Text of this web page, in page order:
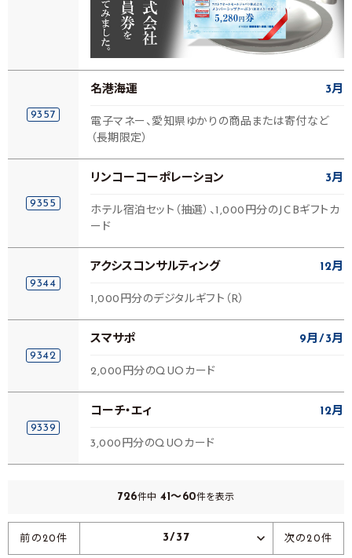
9357
名港海運 3月
電子マネー、愛知県ゆかりの商品または寄付など
（長期限定）
9355
リンコーコーポレーション 3月
ホテル宿泊セット（抽選）、1,000円分のJCBギフトカ
ード
9344
アクシスコンサルティング 12月
1,000円分のデジタルギフト（R）
9342
スマサポ 9月 3月
2,000円分のQUOカード
9339
コーチ・エィ 12月
3,000円分のQUOカード
726件中41～60件を表示
前の20件 3/37 次の20件